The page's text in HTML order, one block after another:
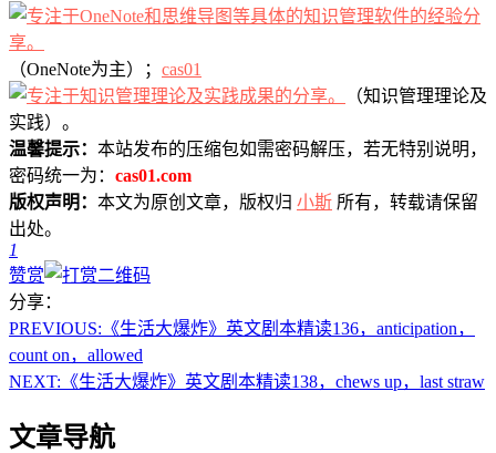
（OneNote为主）； cas01
（知识管理理论及
实践）。
温馨提示： 本站发布的压缩包如需密码解压，若无特别说明，
密码统一为： cas01.com
版权声明： 本文为原创文章，版权归 小斯 所有，转载请保留
出处。
1
赞赏
分享：
PREVIOUS: 《生活大爆炸》英文剧本精读136，anticipation，
count on，allowed
NEXT: 《生活大爆炸》英文剧本精读138，chews up，last straw
文章导航